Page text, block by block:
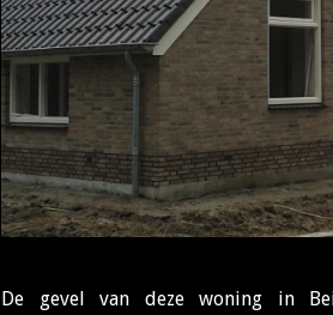
De gevel van deze woning in